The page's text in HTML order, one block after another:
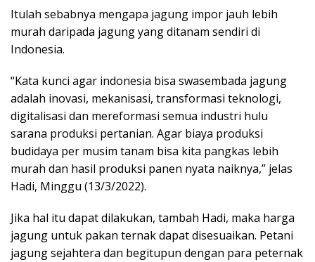
Itulah sebabnya mengapa jagung impor jauh lebih
murah daripada jagung yang ditanam sendiri di
Indonesia.
“Kata kunci agar indonesia bisa swasembada jagung
adalah inovasi, mekanisasi, transformasi teknologi,
digitalisasi dan mereformasi semua industri hulu
sarana produksi pertanian. Agar biaya produksi
budidaya per musim tanam bisa kita pangkas lebih
murah dan hasil produksi panen nyata naiknya,” jelas
Hadi, Minggu (13/3/2022).
Jika hal itu dapat dilakukan, tambah Hadi, maka harga
jagung untuk pakan ternak dapat disesuaikan. Petani
jagung sejahtera dan begitupun dengan para peternak